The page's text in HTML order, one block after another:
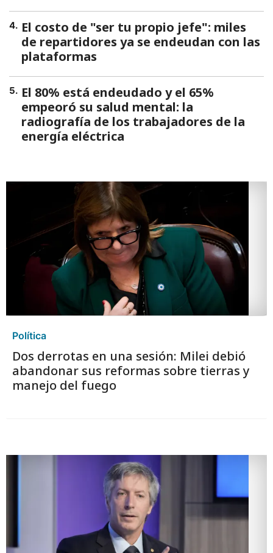
4. El costo de "ser tu propio jefe": miles
de repartidores ya se endeudan con las
plataformas
5. El 80% está endeudado y el 65%
empeoró su salud mental: la
radiografía de los trabajadores de la
energía eléctrica
Política
Dos derrotas en una sesión: Milei debió
abandonar sus reformas sobre tierras y
manejo del fuego